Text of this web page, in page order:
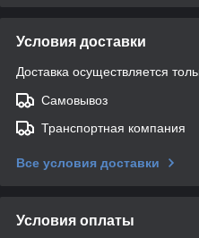
Условия доставки
Доставка осуществляется
Самовывоз
Транспортная компания
Все условия доставки
Условия оплаты